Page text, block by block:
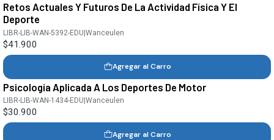
Retos Actuales Y Futuros De La Actividad Física Y El
Deporte
LIBR-LIB-WAN-5392-EDU |Wanceulen
$41.900
Agregar al Carro
Psicología Aplicada A Los Deportes De Motor
LIBR-LIB-WAN-1434-EDU |Wanceulen
$30.900
Agregar al Carro